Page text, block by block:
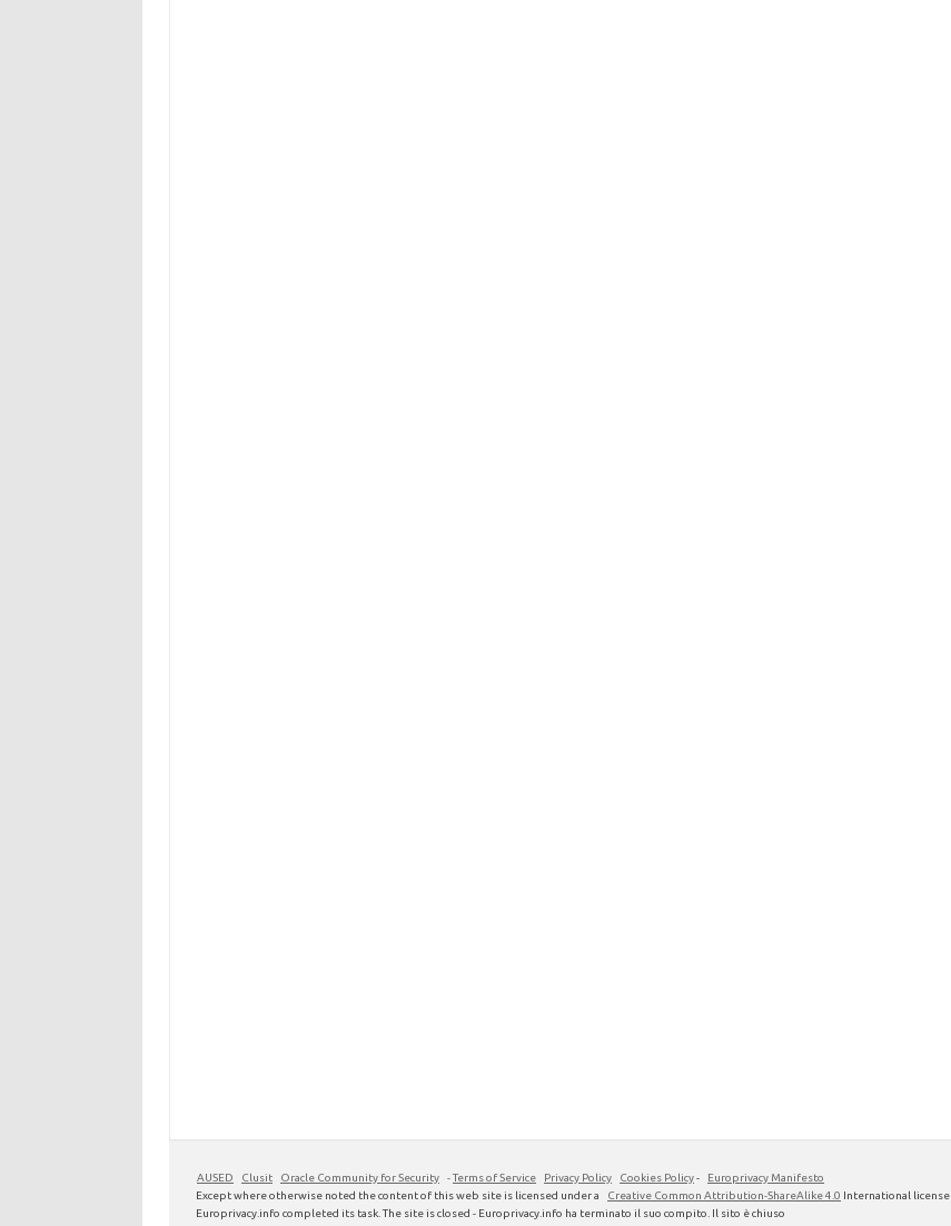
AUSED Clusit Oracle Community for Security -Terms of Service Privacy Policy Cookies Policy-
Europrivacy Manifesto
Except where otherwise noted the content of this web site is licensed under a
Creative Common Attribution-ShareAlike 4.0 International license
Europrivacy.info completed its task. The site is closed - Europrivacy.info ha terminato il suo compito. Il sito è chiuso